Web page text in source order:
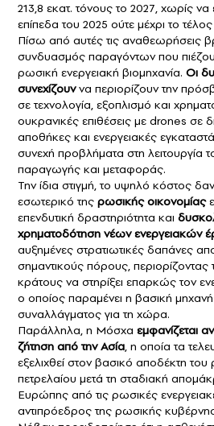
213,8 εκατ. τόνους το 2027, χωρίς να
επίπεδα του 2025 ούτε μέχρι το
Πίσω από αυτές τις αναθεωρήσεις
συνδυασμός παραγόντων που
ρωσική ενεργειακή βιομηχανία. Οι
συνεχίζουννα περιορίζουν την
σε τεχνολογία, εξοπλισμό και
ουκρανικές επιθέσεις με drones σε
αποθήκες και ενεργειακές
συνεχή προβλήματα στη λειτουργία
παραγωγής και μεταφοράς.
Την ίδια στιγμή, το υψηλό κόστος
εσωτερικό της ρωσικής οικονομίας
επενδυτική δραστηριότητα και
χρηματοδότηση νέων ενεργειακών
αυξημένες στρατιωτικές δαπάνες
σημαντικούς πόρους, περιορίζοντας
κράτους να στηρίξει επαρκώς τον
ο οποίος παραμένει η βασική
συναλλάγματος για τη χώρα.
Παράλληλα, η Μόσχα εμφανίζεται
ζήτηση από την Ασία, η οποία τα
εξελιχθεί στον βασικό αποδέκτη
πετρελαίου μετά τη σταδιακή
Ευρώπης από τις ρωσικές
αντιπρόεδρος της ρωσικής